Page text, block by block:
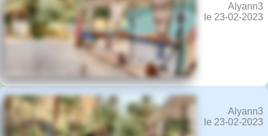
Alyann3
le 23-02-2023
Alyann3
le 23-02-2023